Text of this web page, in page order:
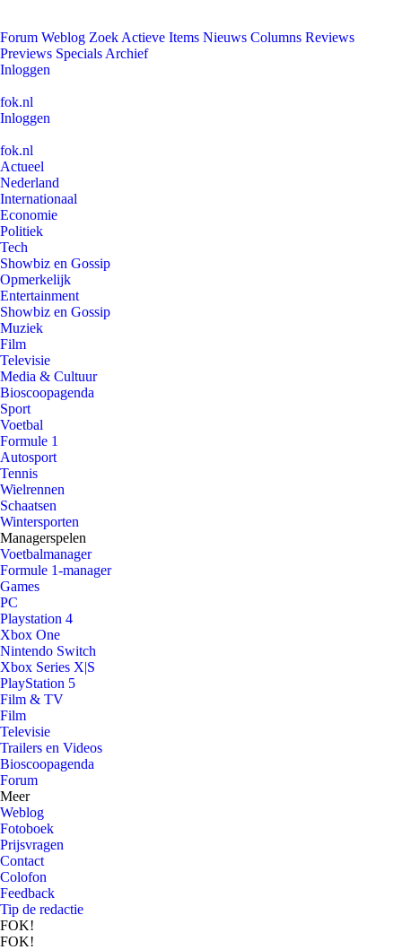
Forum Weblog Zoek Actieve Items Nieuws Columns Reviews
Previews Specials Archief
Inloggen
fok.nl
Inloggen
fok.nl
Actueel
Nederland
Internationaal
Economie
Politiek
Tech
Showbiz en Gossip
Opmerkelijk
Entertainment
Showbiz en Gossip
Muziek
Film
Televisie
Media & Cultuur
Bioscoopagenda
Sport
Voetbal
Formule 1
Autosport
Tennis
Wielrennen
Schaatsen
Wintersporten
Managerspelen
Voetbalmanager
Formule 1-manager
Games
PC
Playstation 4
Xbox One
Nintendo Switch
Xbox Series X|S
PlayStation 5
Film & TV
Film
Televisie
Trailers en Videos
Bioscoopagenda
Forum
Meer
Weblog
Fotoboek
Prijsvragen
Contact
Colofon
Feedback
Tip de redactie
FOK!
FOK!